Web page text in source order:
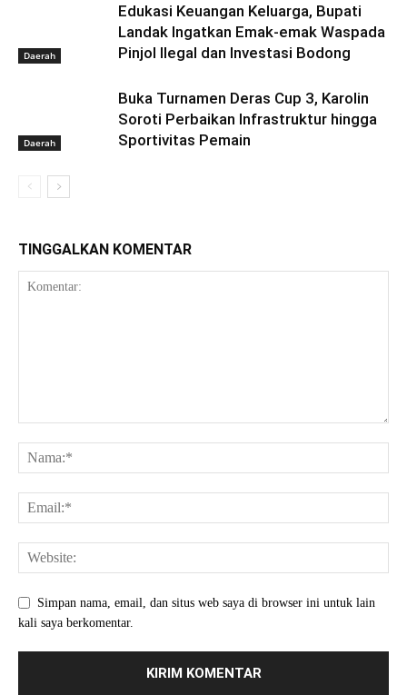
Daerah
Edukasi Keuangan Keluarga, Bupati
Landak Ingatkan Emak-emak Waspada
Pinjol Ilegal dan Investasi Bodong
Daerah
Buka Turnamen Deras Cup 3, Karolin
Soroti Perbaikan Infrastruktur hingga
Sportivitas Pemain
TINGGALKAN KOMENTAR
Simpan nama, email, dan situs web saya di browser ini untuk lain
kali saya berkomentar.